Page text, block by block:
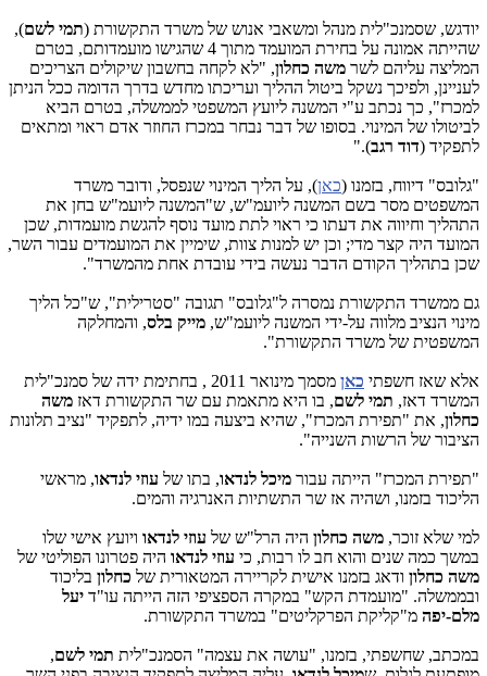
יודגש, שסמנכ"לית מנהל ומשאבי אנוש של משרד התקשורת (תמי לשם),
שהייתה אמונה על בחירת המועמד מתוך 4 שהגישו מועמדותם, בטרם
המליצה עליהם לשר משה כחלון, "לא לקחה בחשבון שיקולים הצריכים
לעניינן, ולפיכך נשקל ביטול ההליך ועריכתו מחדש בדרך הדומה ככל הניתן
למכרז", כך נכתב ע"י המשנה ליועץ המשפטי לממשלה, בטרם הביא
לביטולו של המינוי. בסופו של דבר נבחר במכרז החוזר אדם ראוי ומתאים
לתפקיד (דוד רגב)."
"גלובס" דיווח, בזמנו (כאן), על הליך המינוי שנפסל, ודובר משרד
המשפטים מסר בשם המשנה ליועמ"ש, ש"המשנה ליועמ"ש בחן את
התהליך וחיווה את דעתו כי ראוי לתת מועד נוסף להגשת מועמדות, שכן
המועד היה קצר מדי; וכן יש למנות צוות, שימיין את המועמדים עבור השר,
שכן בתהליך הקודם הדבר נעשה בידי עובדת אחת מהמשרד".
גם ממשרד התקשורת נמסרה ל"גלובס" תגובה "סטרילית", ש"כל הליך
מינוי הנציב מלווה על-ידי המשנה ליועמ"ש, מייק בלס, והמחלקה
המשפטית של משרד התקשורת".
אלא שאז חשפתי כאן
מסמך מינואר 2011 , בחתימת ידה של סמנכ"לית
המשרד דאז, תמי לשם, בו היא מתאמת עם שר התקשורת דאז משה
כחלון, את "תפירת המכרז", שהיא ביצעה במו ידיה, לתפקיד "נציב תלונות
הציבור של הרשות השנייה".
"תפירת המכרז" הייתה עבור מיכל לנדאו, בתו של עוזי לנדאו, מראשי
הליכוד בזמנו, ושהיה אז שר התשתיות האנרגיה והמים.
למי שלא זוכר, משה כחלון היה הרל"ש של עוזי לנדאו ויועץ אישי שלו
במשך כמה שנים והוא חב לו רבות, כי עוזי לנדאו היה פטרונו הפוליטי של
משה כחלון ודאג בזמנו אישית לקריירה המטאורית של כחלון בליכוד
ובממשלה. "מועמדת הקש" במקרה הספציפי הזה הייתה עו"ד יעל
מלם-יפה מ"קליקת הפרקליטים" במשרד התקשורת.
במכתב, שחשפתי, בזמנו, "עושה את עצמה" הסמנכ"לית תמי לשם,